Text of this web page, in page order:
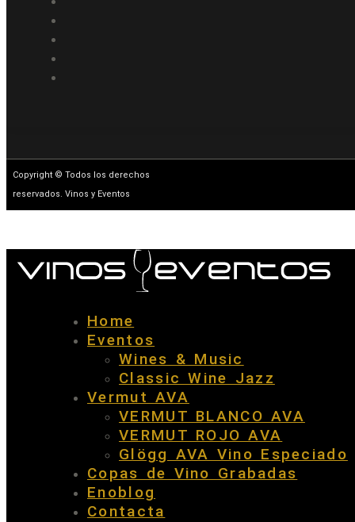
Copyright © Todos los derechos
reservados. Vinos y Eventos
Home
Eventos
Wines & Music
Classic Wine Jazz
Vermut AVA
VERMUT BLANCO AVA
VERMUT ROJO AVA
Glögg AVA Vino Especiado
Copas de Vino Grabadas
Enoblog
Contacta